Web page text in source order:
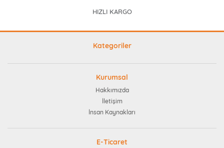
HIZLI KARGO
Kategoriler
Kurumsal
Hakkımızda
İletişim
İnsan Kaynakları
E-Ticaret